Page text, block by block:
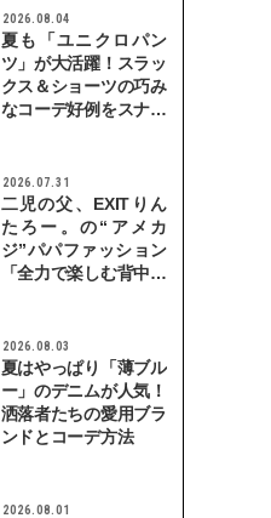
2026.08.04
夏も「ユニクロパン
ツ」が大活躍！スラッ
クス＆ショーツの巧み
なコーデ好例をスナッ
2026.07.31
二児の父、EXITりん
たろー。の“アメカ
ジ”パパファッション
「全力で楽しむ背中を
2026.08.03
夏はやっぱり「薄ブル
ー」のデニムが人気！
洒落者たちの愛用ブラ
ンドとコーデ方法
2026.08.01